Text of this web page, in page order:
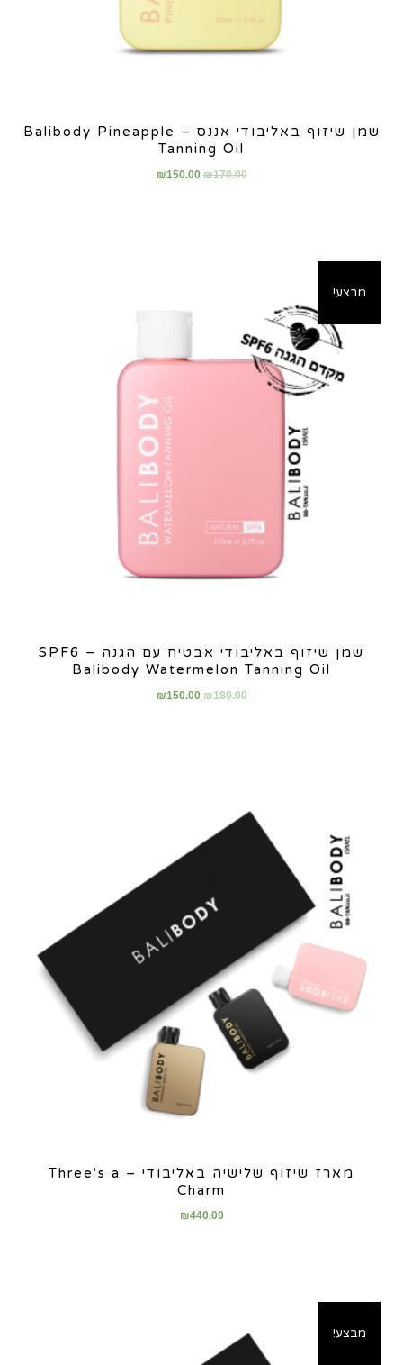
שמן שיזוף באליבודי אננס – Balibody Pineapple
Tanning Oil
₪170.00
₪150.00
מבצע!
שמן שיזוף באליבודי אבטיח עם הגנה SPF6 –
Balibody Watermelon Tanning Oil
₪180.00
₪150.00
מארז שיזוף שלישיה באליבודי – Three's a
Charm
₪440.00
מבצע!